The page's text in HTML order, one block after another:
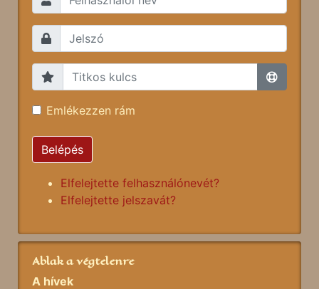
Emlékezzen rám
Belépés
Elfelejtette felhasználónevét?
Elfelejtette jelszavát?
Ablak a végtelenre
A hívek